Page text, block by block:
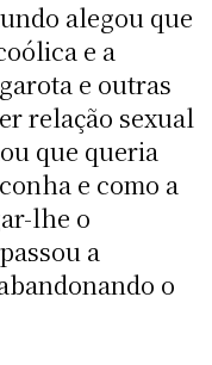
alegou que
e a
e outras
relação sexual
que queria
e como a
lhe o
a
o